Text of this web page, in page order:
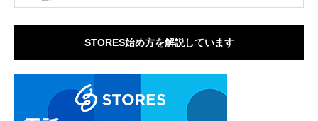
STORES始め方を解説しています